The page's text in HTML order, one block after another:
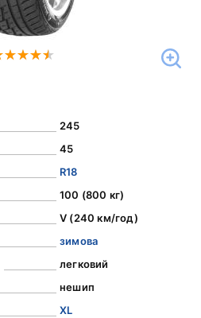
245
45
R18
100 (800 кг)
V (240 км/год)
зимова
легковий
нешип
XL